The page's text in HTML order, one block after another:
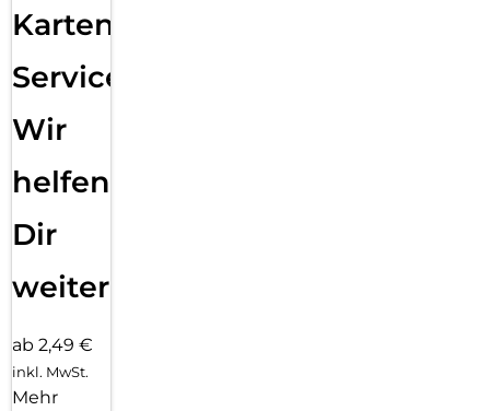
Karten
Service:
Wir
helfen
Dir
weiter
ab 2,49 €
inkl. MwSt.
Mehr